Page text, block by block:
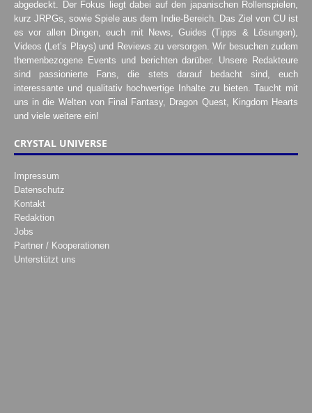
abgedeckt. Der Fokus liegt dabei auf den japanischen Rollenspielen,
kurz JRPGs, sowie Spiele aus dem Indie-Bereich. Das Ziel von CU ist
es vor allen Dingen, euch mit News, Guides (Tipps & Lösungen),
Videos (Let’s Plays) und Reviews zu versorgen. Wir besuchen zudem
themenbezogene Events und berichten darüber. Unsere Redakteure
sind passionierte Fans, die stets darauf bedacht sind, euch
interessante und qualitativ hochwertige Inhalte zu bieten. Taucht mit
uns in die Welten von Final Fantasy, Dragon Quest, Kingdom Hearts
und viele weitere ein!
CRYSTAL UNIVERSE
Impressum
Datenschutz
Kontakt
Redaktion
Jobs
Partner / Kooperationen
Unterstützt uns